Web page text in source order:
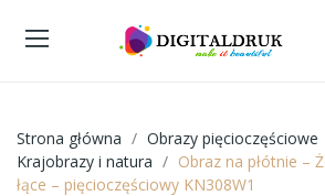
Strona główna Obrazy pięcioczęściowe
Krajobrazy i natura
Obraz na płótnie –
łące – pięcioczęściowy KN308W1